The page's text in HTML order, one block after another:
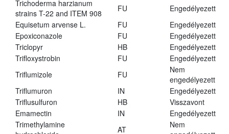
Trichoderma harzianum
strains T-22 and ITEM 908
FU
Engedélyezett
Equisetum arvense L.
FU
Engedélyezett
Epoxiconazole
FU
Engedélyezett
Triclopyr
HB
Engedélyezett
Trifloxystrobin
FU
Engedélyezett
Triflumizole
FU
Nem
engedélyezett
Triflumuron
IN
Engedélyezett
Triflusulfuron
HB
Visszavont
Emamectin
IN
Engedélyezett
Trimethylamine
AT
Nem